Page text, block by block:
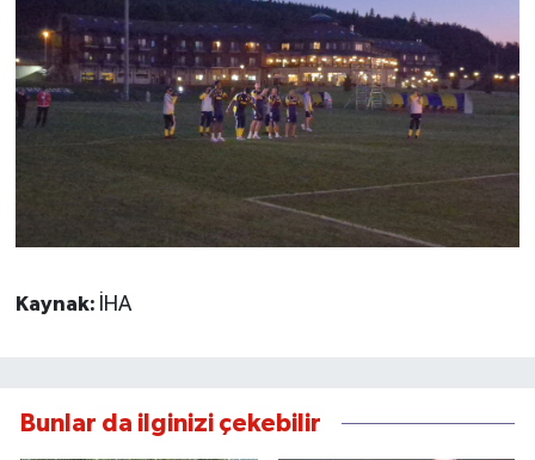
Kaynak: İHA
Bunlar da ilginizi çekebilir